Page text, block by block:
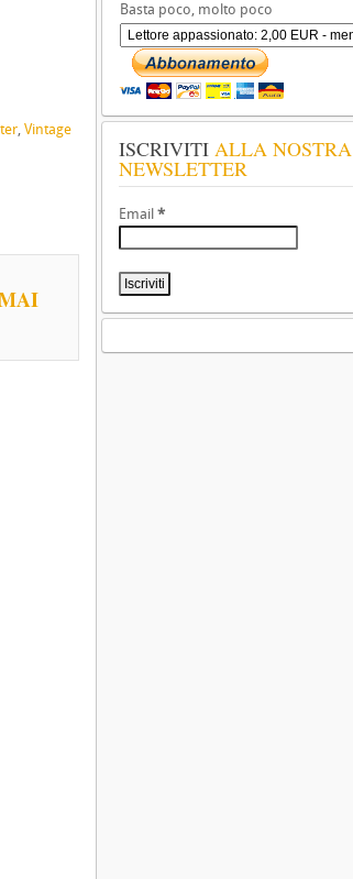
, Vintage
Basta poco, molto poco
ISCRIVITI ALLA NOSTRA
NEWSLETTER
Email *